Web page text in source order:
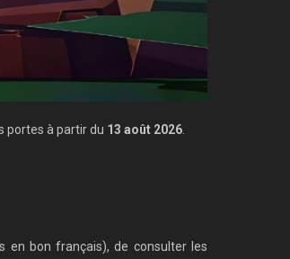
portes à partir du 13 août 2026
en bon français), de consulter les